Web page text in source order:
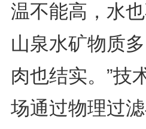
温不能高，水
山泉水矿物质
肉也结实。”技
场通过物理过